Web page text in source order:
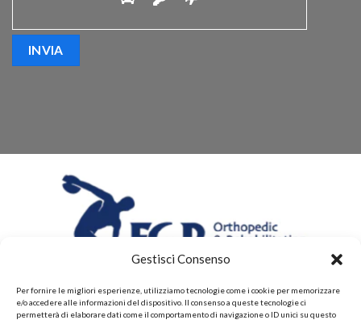
Gestisci Consenso
Per fornire le migliori esperienze, utilizziamo tecnologie come i cookie per memorizzare
e/o accedere alle informazioni del dispositivo. Il consenso a queste tecnologie ci
permetterà di elaborare dati come il comportamento di navigazione o ID unici su questo